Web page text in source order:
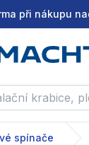
při nákupu
krabice, plc,
spínače